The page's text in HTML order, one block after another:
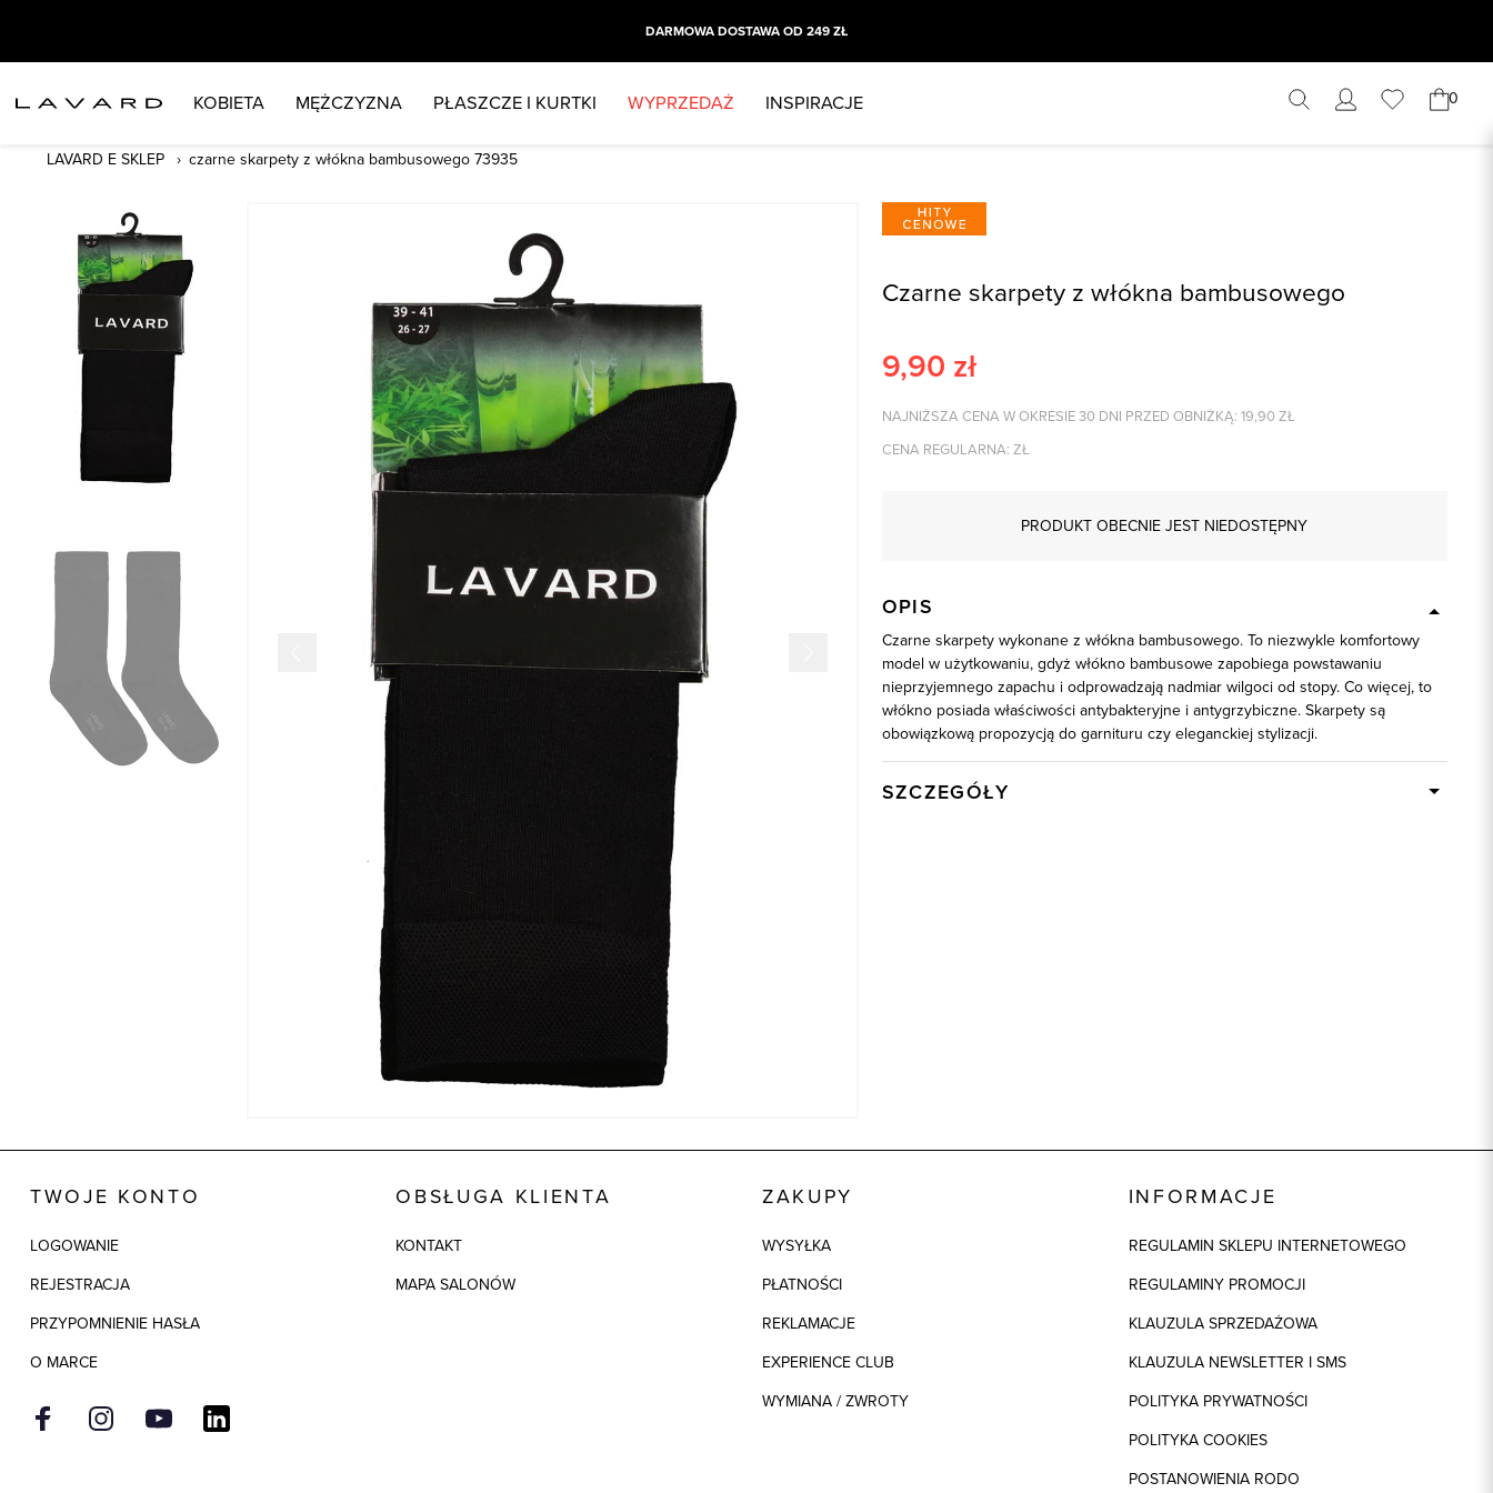
DARMOWA DOSTAWA OD 249 ZŁ
KOBIETA MĘŻCZYZNA PŁASZCZE I KURTKI WYPRZEDAŻ INSPIRACJE 0
LAVARD E SKLEP czarne skarpety z włókna bambusowego 73935
Czarne skarpety z włókna bambusowego
9,90 zł
NAJNIŻSZA CENA W OKRESIE 30 DNI PRZED OBNIŻKĄ: 19,90 ZŁ
CENA REGULARNA: ZŁ
PRODUKT OBECNIE JEST NIEDOSTĘPNY
OPIS
Czarne skarpety wykonane z włókna bambusowego. To niezwykle komfortowy
model w użytkowaniu, gdyż włókno bambusowe zapobiega powstawaniu
nieprzyjemnego zapachu i odprowadzają nadmiar wilgoci od stopy. Co więcej, to
włókno posiada właściwości antybakteryjne i antygrzybiczne. Skarpety są
obowiązkową propozycją do garnituru czy eleganckiej stylizacji.
SZCZEGÓŁY
TWOJE KONTO
LOGOWANIE
REJESTRACJA
PRZYPOMNIENIE HASŁA
O MARCE
OBSŁUGA KLIENTA
KONTAKT
MAPA SALONÓW
ZAKUPY
WYSYŁKA
PŁATNOŚCI
REKLAMACJE
EXPERIENCE CLUB
WYMIANA / ZWROTY
INFORMACJE
REGULAMIN SKLEPU INTERNETOWEGO
REGULAMINY PROMOCJI
KLAUZULA SPRZEDAŻOWA
KLAUZULA NEWSLETTER I SMS
POLITYKA PRYWATNOŚCI
POLITYKA COOKIES
POSTANOWIENIA RODO